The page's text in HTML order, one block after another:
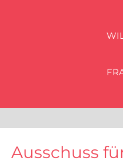
Ausschuss